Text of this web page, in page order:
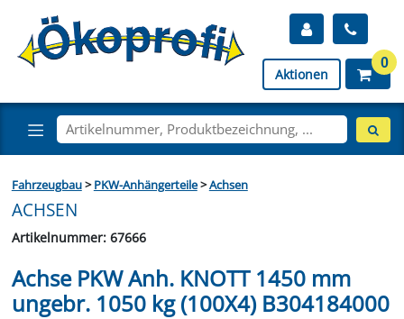
Aktionen
0
Fahrzeugbau>PKW-Anhängerteile>Achsen
ACHSEN
Artikelnummer: 67666
Achse PKW Anh. KNOTT 1450 mm
ungebr. 1050 kg (100X4) B304184000